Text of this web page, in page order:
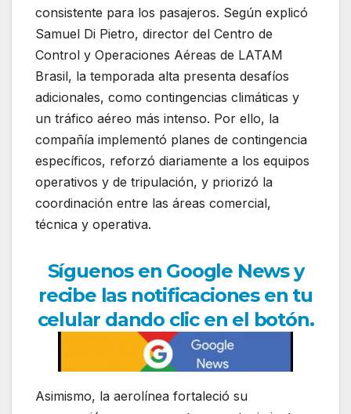
consistente para los pasajeros. Según explicó
Samuel Di Pietro, director del Centro de
Control y Operaciones Aéreas de LATAM
Brasil, la temporada alta presenta desafíos
adicionales, como contingencias climáticas y
un tráfico aéreo más intenso. Por ello, la
compañía implementó planes de contingencia
específicos, reforzó diariamente a los equipos
operativos y de tripulación, y priorizó la
coordinación entre las áreas comercial,
técnica y operativa.
Síguenos en Google News y
recibe las notificaciones en tu
celular dando clic en el botón.
Asimismo, la aerolínea fortaleció su